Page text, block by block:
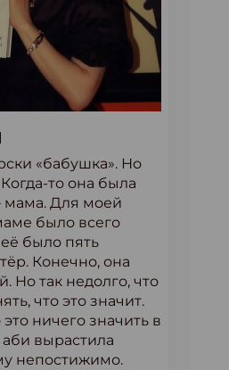
«бабушка». Но
то она была
мама. Для моей
было всего
было пять
Конечно, она
Но так недолго, что
что это значит.
ничего значить в
аби вырастила
непостижимо.